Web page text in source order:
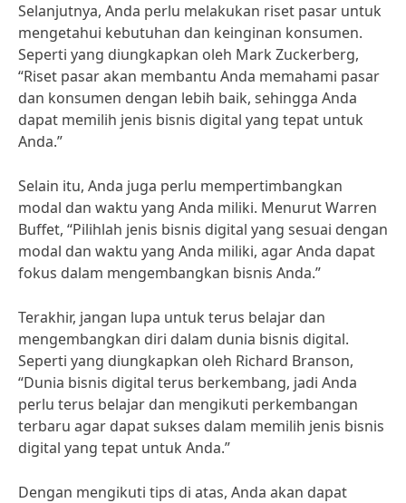
Selanjutnya, Anda perlu melakukan riset pasar untuk
mengetahui kebutuhan dan keinginan konsumen.
Seperti yang diungkapkan oleh Mark Zuckerberg,
“Riset pasar akan membantu Anda memahami pasar
dan konsumen dengan lebih baik, sehingga Anda
dapat memilih jenis bisnis digital yang tepat untuk
Anda.”
Selain itu, Anda juga perlu mempertimbangkan
modal dan waktu yang Anda miliki. Menurut Warren
Buffet, “Pilihlah jenis bisnis digital yang sesuai dengan
modal dan waktu yang Anda miliki, agar Anda dapat
fokus dalam mengembangkan bisnis Anda.”
Terakhir, jangan lupa untuk terus belajar dan
mengembangkan diri dalam dunia bisnis digital.
Seperti yang diungkapkan oleh Richard Branson,
“Dunia bisnis digital terus berkembang, jadi Anda
perlu terus belajar dan mengikuti perkembangan
terbaru agar dapat sukses dalam memilih jenis bisnis
digital yang tepat untuk Anda.”
Dengan mengikuti tips di atas, Anda akan dapat